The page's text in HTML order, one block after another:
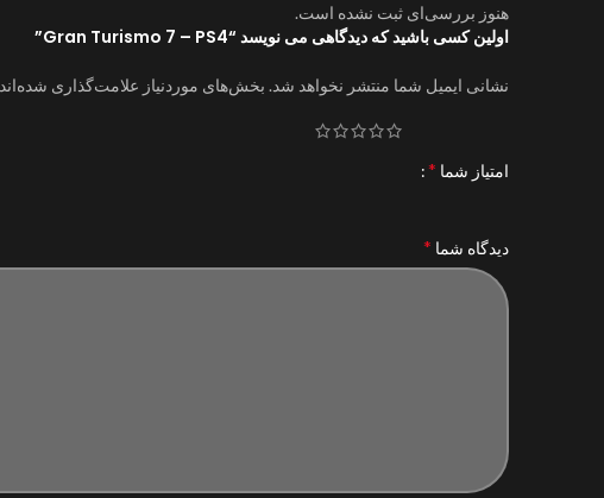
هنوز بررسی‌ای ثبت نشده است.
اولین کسی باشید که دیدگاهی می نویسد “Gran Turismo 7 – PS4”
نشانی ایمیل شما منتشر نخواهد شد. بخش‌های موردنیاز علامت‌گذاری شده‌اند
امتیاز شما *
دیدگاه شما *